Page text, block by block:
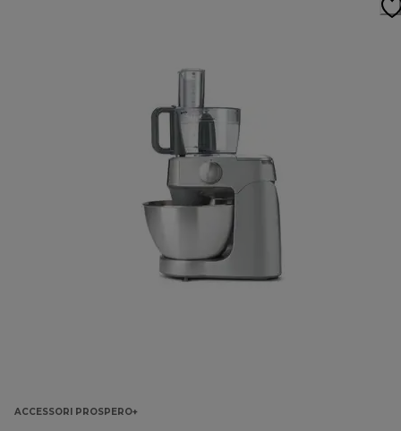
ACCESSORI PROSPERO+